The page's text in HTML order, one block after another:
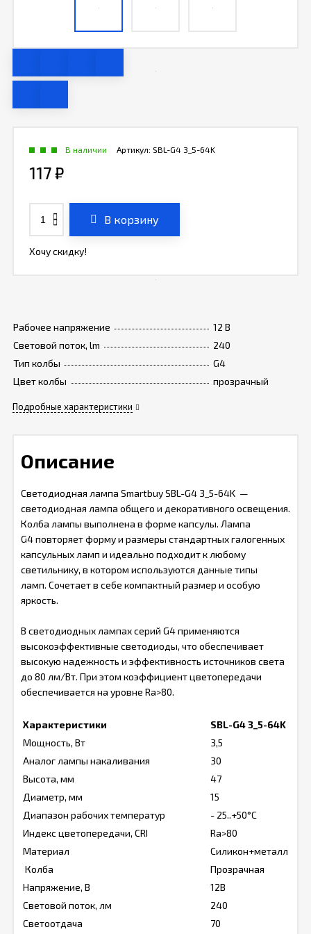
Рабочее напряжение
12 B
Световой поток, lm
240
Тип колбы
G4
Цвет колбы
прозрачный
Подробные характеристики
Артикул: SBL-G4 3_5-64K
В наличии
117₽
В корзину
Хочу скидку!
Описание
Светодиодная лампа Smartbuy SBL-G4 3_5-64K —
светодиодная лампа общего и декоративного освещения.
Колба лампы выполнена в форме капсулы. Лампа
G4 повторяет форму и размеры стандартных галогенных
капсульных ламп и идеально подходит к любому
светильнику, в котором используются данные типы
ламп. Сочетает в себе компактный размер и особую
яркость.
В светодиодных лампах серий G4 применяются
высокоэффективные светодиоды, что обеспечивает
высокую надежность и эффективность источников света
до 80 лм/Вт. При этом коэффициент цветопередачи
обеспечивается на уровне Ra>80.
Характеристики
SBL-G4 3_5-64K
Мощность, Вт
3,5
Аналог лампы накаливания
30
Высота, мм
47
Диаметр, мм
15
Диапазон рабочих температур
- 25..+50°C
Индекс цветопередачи, CRI
Ra>80
Материал
Силикон+металл
Колба
Прозрачная
Напряжение, В
12В
Световой поток, лм
240
Светоотдача
70